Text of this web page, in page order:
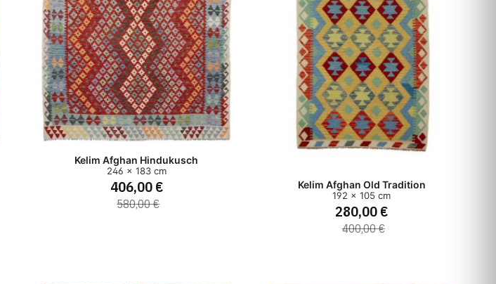
Kelim Afghan Hindukusch
246 x 183 cm
406,00 €
580,00 €
Kelim Afghan Old Tradition
192 x 105 cm
280,00 €
400,00 €